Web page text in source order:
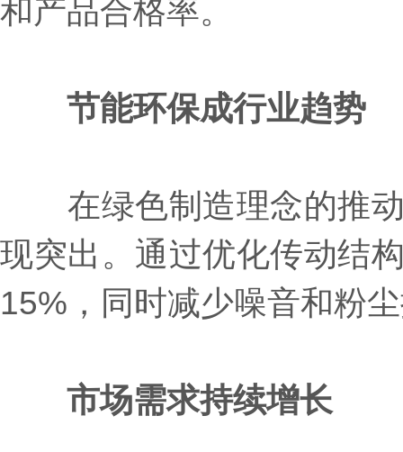
和产品合格率。
节能环保成行业趋势‌
在绿色制造理念的推动
现突出。通过优化传动结
15%，同时减少噪音和粉
市场需求持续增长‌